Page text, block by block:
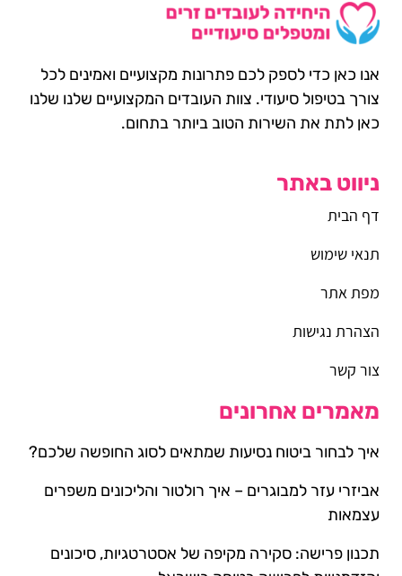
אנו כאן כדי לספק לכם פתרונות מקצועיים ואמינים לכל
צורך בטיפול סיעודי. צוות העובדים המקצועיים שלנו שלנו
כאן לתת את השירות הטוב ביותר בתחום.
ניווט באתר
דף הבית
תנאי שימוש
מפת אתר
הצהרת נגישות
צור קשר
מאמרים אחרונים
איך לבחור ביטוח נסיעות שמתאים לסוג החופשה שלכם?
אביזרי עזר למבוגרים – איך רולטור והליכונים משפרים
עצמאות
תכנון פרישה: סקירה מקיפה של אסטרטגיות, סיכונים